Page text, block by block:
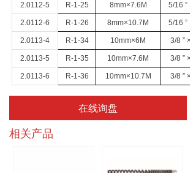
在线询盘
相关产品
2.0112-5 R-1-25 8mm×7.6M 5/16 ”
2.0112-6 R-1-26 8mm×10.7M 5/16 ”
2.0113-4 R-1-34 10mm×6M 3/8 ”
2.0113-5 R-1-35 10mm×7.6M 3/8 ”
2.0113-6 R-1-36 10mm×10.7M 3/8 ”